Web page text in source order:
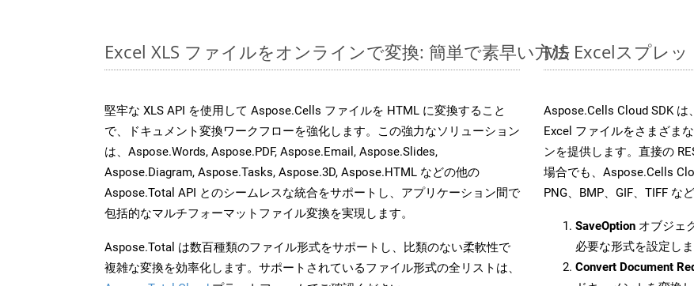
Excel XLS ファイルをオンラインで変換: 簡単で素早い方法
堅牢な XLS API を使用して Aspose.Cells ファイルを HTML に変換すること
で、ドキュメント変換ワークフローを強化します。この強力なソリューション
は、Aspose.Words, Aspose.PDF, Aspose.Email, Aspose.Slides,
Aspose.Diagram, Aspose.Tasks, Aspose.3D, Aspose.HTML などの他の
Aspose.Total API とのシームレスな統合をサポートし、アプリケーション間で
包括的なマルチフォーマットファイル変換を実現します。
Aspose.Total は数百種類のファイル形式をサポートし、比類のない柔軟性で
複雑な変換を効率化します。サポートされているファイル形式の全リストは、
MS Excelスプレ
Aspose.Cells Cloud SDK は
Excel ファイルをさまざま
ンを提供します。直接の
場合でも、Aspose.Cells
PNG、BMP、GIF、TIFF な
SaveOption オブジェ
必要な形式を設定しま
Convert Document